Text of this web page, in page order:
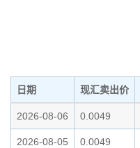
日期 现汇卖出价
2026-08-06 0.0049
2026-08-05 0.0049